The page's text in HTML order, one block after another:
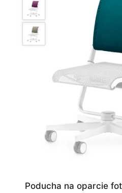
Poducha na oparcie